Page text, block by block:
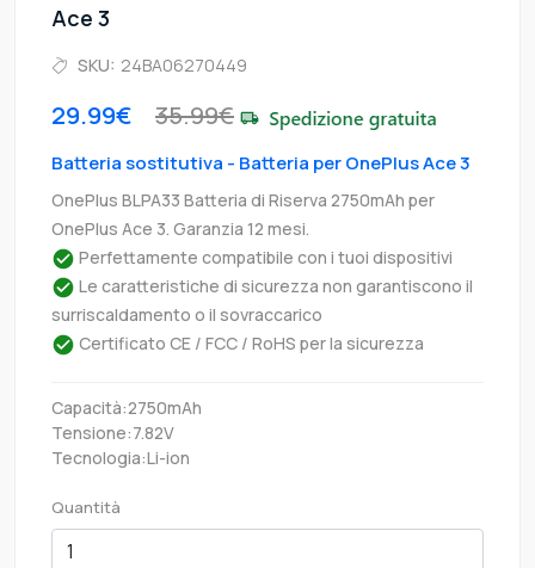
Ace 3
SKU: 24BA06270449
29.99€ 35.99€
Batteria sostitutiva - Batteria per OnePlus Ace 3
OnePlus BLPA33 Batteria di Riserva 2750mAh per
OnePlus Ace 3. Garanzia 12 mesi.
Perfettamente compatibile con i tuoi dispositivi
Le caratteristiche di sicurezza non garantiscono il
surriscaldamento o il sovraccarico
Certificato CE / FCC / RoHS per la sicurezza
Capacità:2750mAh
Tensione:7.82V
Tecnologia:Li-ion
Quantità